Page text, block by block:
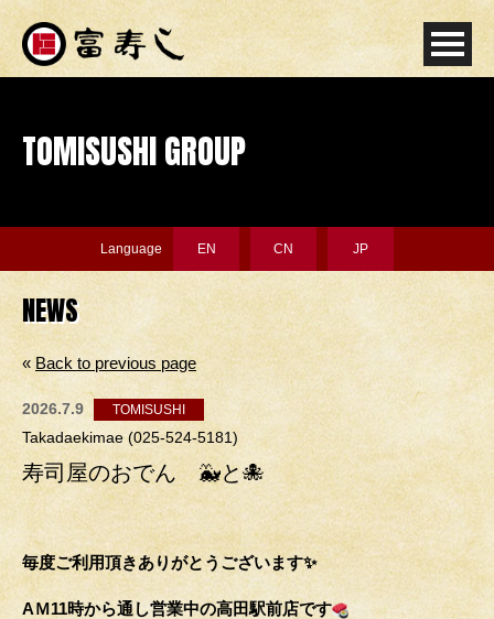
TOMISUSHI GROUP
Language EN CN JP
NEWS
« Back to previous page
2026.7.9 TOMISUSHI
Takadaekimae (025-524-5181)
寿司屋のおでん 🐳と🐙
毎度ご利用頂きありがとうございます✨
АＭ11時から通し営業中の高田駅前店です